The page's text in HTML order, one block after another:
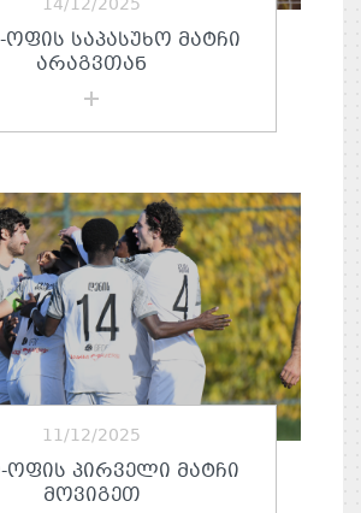
ᲡᲐᲞᲐᲡᲣᲮᲝ ᲛᲐᲢᲩᲘ
ᲐᲠᲐᲒᲕᲗᲐᲜ
11/12/2025
ᲝᲤᲘᲡ ᲞᲘᲠᲕᲔᲚᲘ ᲛᲐᲢᲩᲘ
ᲛᲝᲕᲘᲒᲔᲗ